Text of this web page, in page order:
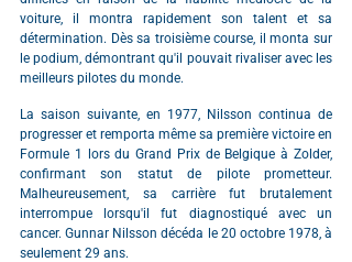
voiture, il montra rapidement son talent et sa
détermination. Dès sa troisième course, il monta sur
le podium, démontrant qu'il pouvait rivaliser avec les
meilleurs pilotes du monde.
La saison suivante, en 1977, Nilsson continua de
progresser et remporta même sa première victoire en
Formule 1 lors du Grand Prix de Belgique à Zolder,
confirmant son statut de pilote prometteur.
Malheureusement, sa carrière fut brutalement
interrompue lorsqu'il fut diagnostiqué avec un
cancer. Gunnar Nilsson décéda le 20 octobre 1978, à
seulement 29 ans.